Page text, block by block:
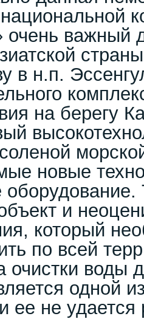
очень важный
в н.п.
на берегу
новые
и
который
по всей
очистки воды
одной
ее не